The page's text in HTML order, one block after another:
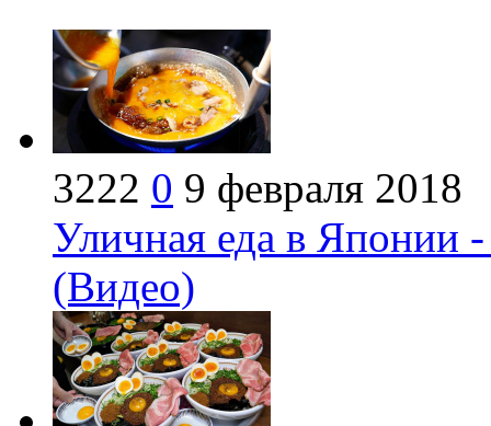
3222 0 9 февраля 2018
Уличная еда в Японии
(Видео)